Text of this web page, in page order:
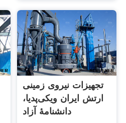
تجهیزات نیروی زمینی
ارتش ایران ویکی‌پدیا،
دانشنامهٔ آزاد